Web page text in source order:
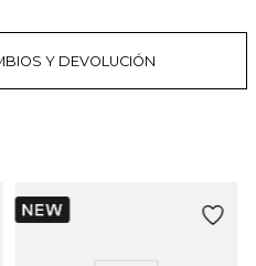
Y DEVOLUCIÓN